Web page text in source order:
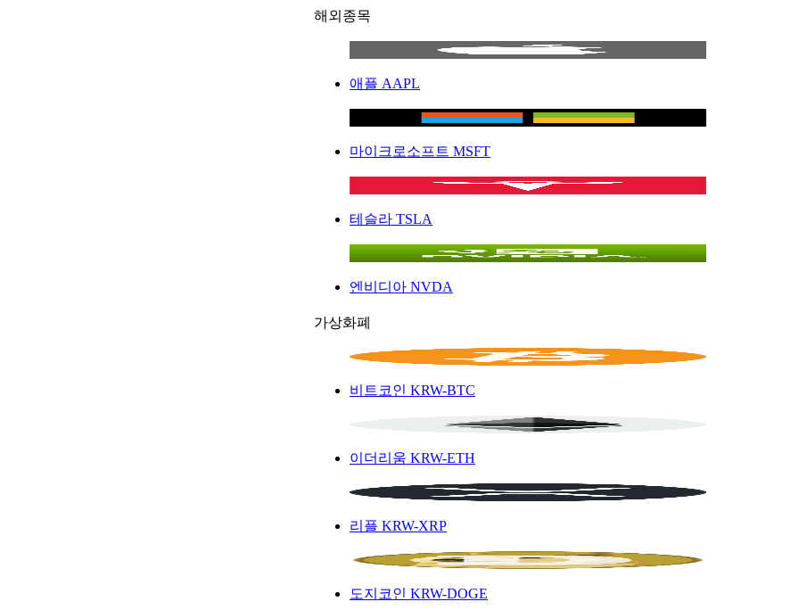
해외종목
애플 AAPL
마이크로소프트 MSFT
테슬라 TSLA
엔비디아 NVDA
가상화폐
비트코인 KRW-BTC
이더리움 KRW-ETH
리플 KRW-XRP
도지코인 KRW-DOGE